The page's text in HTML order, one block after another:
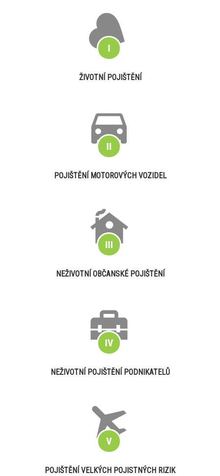
ŽIVOTNÍ POJIŠTĚNÍ
POJIŠTĚNÍ MOTOROVÝCH VOZIDEL
NEŽIVOTNÍ OBČANSKÉ POJIŠTĚNÍ
NEŽIVOTNÍ POJIŠTĚNÍ PODNIKATELŮ
POJIŠTĚNÍ VELKÝCH POJISTNÝCH RIZIK